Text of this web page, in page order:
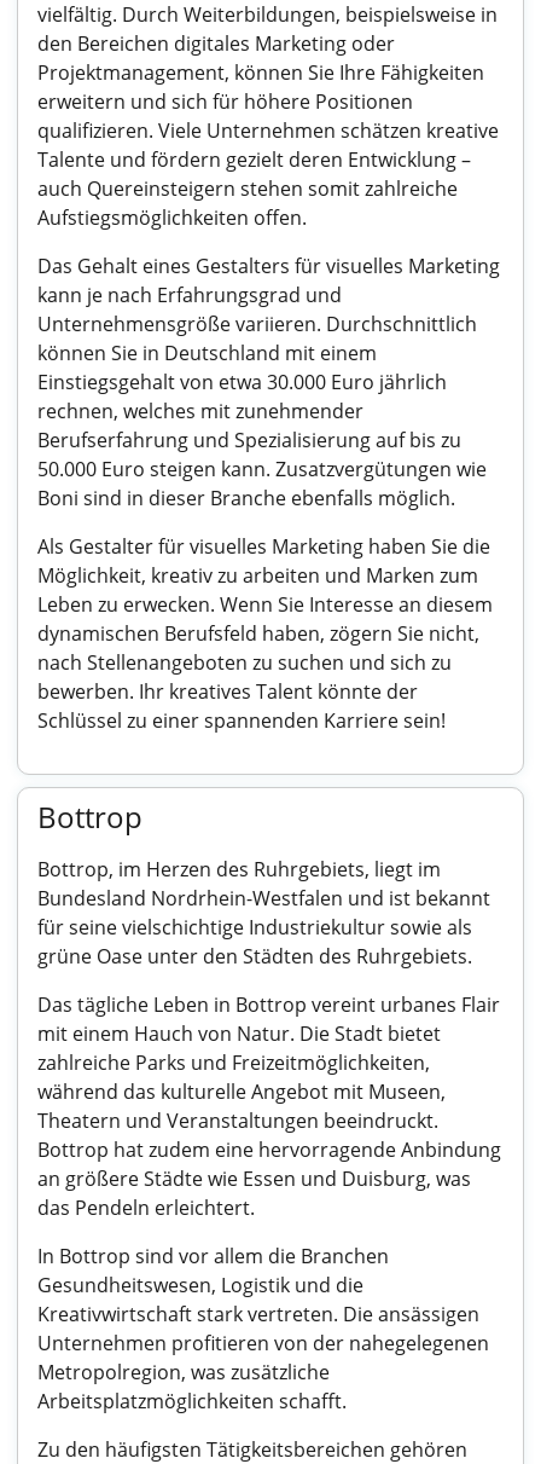
vielfältig. Durch Weiterbildungen, beispielsweise in
den Bereichen digitales Marketing oder
Projektmanagement, können Sie Ihre Fähigkeiten
erweitern und sich für höhere Positionen
qualifizieren. Viele Unternehmen schätzen kreative
Talente und fördern gezielt deren Entwicklung –
auch Quereinsteigern stehen somit zahlreiche
Aufstiegsmöglichkeiten offen.
Das Gehalt eines Gestalters für visuelles Marketing
kann je nach Erfahrungsgrad und
Unternehmensgröße variieren. Durchschnittlich
können Sie in Deutschland mit einem
Einstiegsgehalt von etwa 30.000 Euro jährlich
rechnen, welches mit zunehmender
Berufserfahrung und Spezialisierung auf bis zu
50.000 Euro steigen kann. Zusatzvergütungen wie
Boni sind in dieser Branche ebenfalls möglich.
Als Gestalter für visuelles Marketing haben Sie die
Möglichkeit, kreativ zu arbeiten und Marken zum
Leben zu erwecken. Wenn Sie Interesse an diesem
dynamischen Berufsfeld haben, zögern Sie nicht,
nach Stellenangeboten zu suchen und sich zu
bewerben. Ihr kreatives Talent könnte der
Schlüssel zu einer spannenden Karriere sein!
Bottrop
Bottrop, im Herzen des Ruhrgebiets, liegt im
Bundesland Nordrhein-Westfalen und ist bekannt
für seine vielschichtige Industriekultur sowie als
grüne Oase unter den Städten des Ruhrgebiets.
Das tägliche Leben in Bottrop vereint urbanes Flair
mit einem Hauch von Natur. Die Stadt bietet
zahlreiche Parks und Freizeitmöglichkeiten,
während das kulturelle Angebot mit Museen,
Theatern und Veranstaltungen beeindruckt.
Bottrop hat zudem eine hervorragende Anbindung
an größere Städte wie Essen und Duisburg, was
das Pendeln erleichtert.
In Bottrop sind vor allem die Branchen
Gesundheitswesen, Logistik und die
Kreativwirtschaft stark vertreten. Die ansässigen
Unternehmen profitieren von der nahegelegenen
Metropolregion, was zusätzliche
Arbeitsplatzmöglichkeiten schafft.
Zu den häufigsten Tätigkeitsbereichen gehören